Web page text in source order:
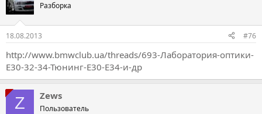
Разборка
18.08.2013 #76
http://www.bmwclub.ua/threads/693-Лаборатория-оптики-
Е30-32-34-Тюнинг-Е30-Е34-и-др
Z Zews
Пользователь